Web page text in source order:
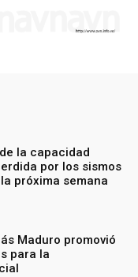
la capacidad
por los sismos
próxima semana
Maduro promovió
para la